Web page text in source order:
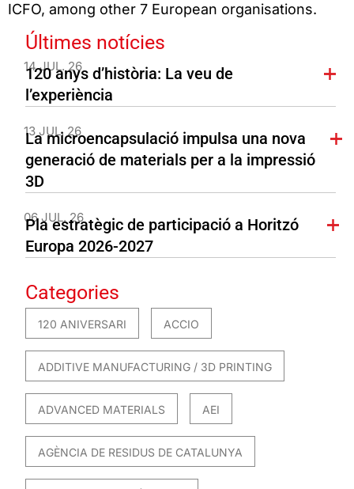
ICFO, among other 7 European organisations.
Últimes notícies
14 JUL. 26
120 anys d’història: La veu de
l’experiència
13 JUL. 26
La microencapsulació impulsa una nova
generació de materials per a la impressió
3D
06 JUL. 26
Pla estratègic de participació a Horitzó
Europa 2026-2027
Categories
120 ANIVERSARI ACCIO
ADDITIVE MANUFACTURING / 3D PRINTING
ADVANCED MATERIALS AEI
AGÈNCIA DE RESIDUS DE CATALUNYA